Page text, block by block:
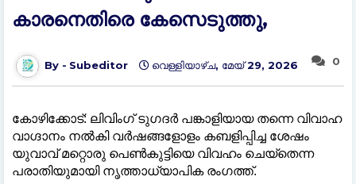
കാരനെതിരെ കേസെടുത്തു,
0
Subeditor വെള്ളിയാഴ്‌ച, മേയ് 29, 2026
കോഴിക്കോട്: ലിവിംഗ് ടുഗദര്‍ പങ്കാളിയായ തന്നെ വിവാഹ
വാഗ്ദാനം നല്‍കി വര്‍ഷങ്ങളോളം കബളിപ്പിച്ച ശേഷം
യുവാവ് മറ്റൊരു പെണ്‍കുട്ടിയെ വിവഹം ചെയ്‌തെന്ന
പരാതിയുമായി നൃത്താധ്യാപിക രംഗത്ത്.